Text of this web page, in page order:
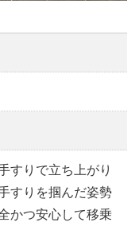
すりで立ち上がり
すりを掴んだ姿勢
かつ安心して移乗